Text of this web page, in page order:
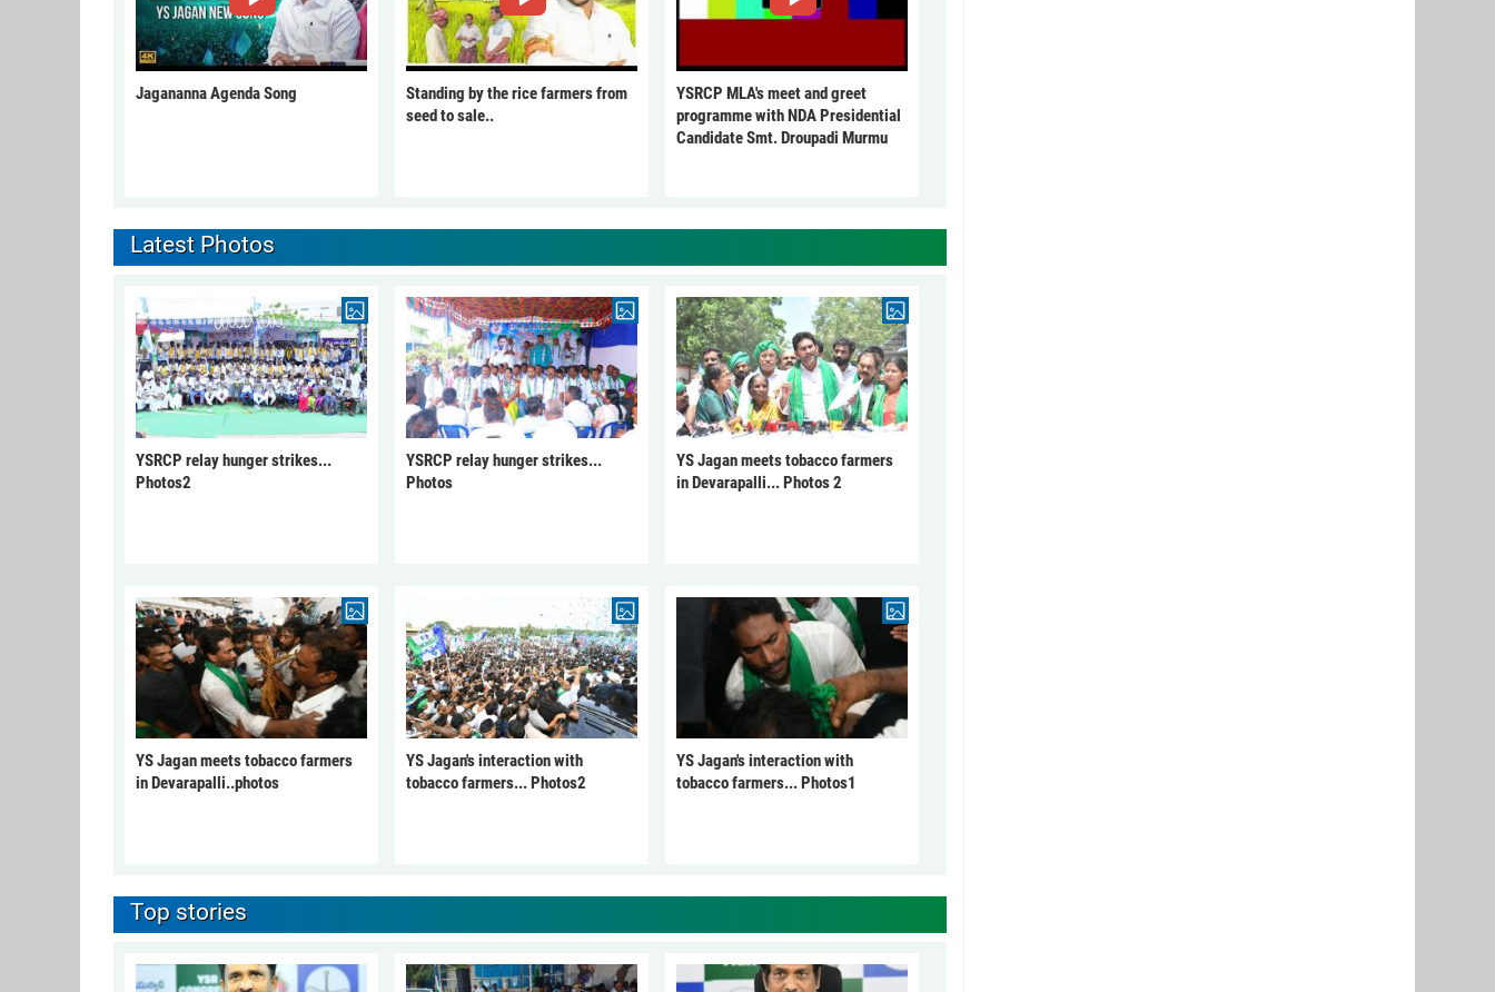
Jagananna Agenda Song
Standing by the rice farmers from
seed to sale..
YSRCP MLA's meet and greet
programme with NDA Presidential
Candidate Smt. Droupadi Murmu
Latest Photos
YSRCP relay hunger strikes...
Photos2
YSRCP relay hunger strikes...
Photos
YS Jagan meets tobacco farmers
in Devarapalli... Photos 2
YS Jagan meets tobacco farmers
in Devarapalli..photos
YS Jagan's interaction with
tobacco farmers... Photos2
YS Jagan's interaction with
tobacco farmers... Photos1
Top stories